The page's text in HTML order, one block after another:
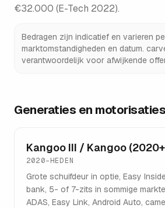
€32.000 (E-Tech 2022).
Bedragen zijn indicatief en varieren
marktomstandigheden en datum.
verantwoordelijk voor afwijkende
Generaties en motorisaties
Kangoo III / Kangoo
2020–HEDEN
Grote schuifdeur in optie, Easy
bank, 5- of 7-zits in sommige
ADAS, Easy Link, Android Auto,